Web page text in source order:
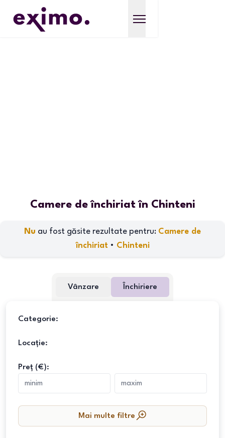
Camere de închiriat în Chinteni
Nu au fost găsite rezultate pentru: Camere de
închiriat • Chinteni
Vânzare Închiriere
Categorie:
Locație:
Preț (€):
Mai multe filtre